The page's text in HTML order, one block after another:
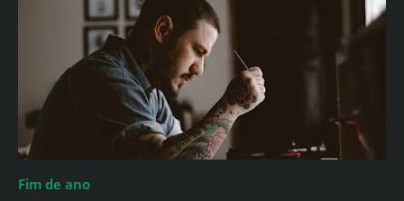
Fim de ano